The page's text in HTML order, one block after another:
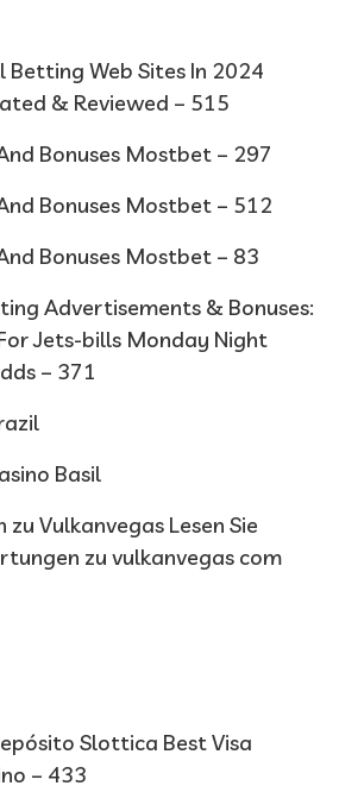
Betting Web Sites In 2024
& Reviewed – 515
Bonuses Mostbet – 297
Bonuses Mostbet – 512
Bonuses Mostbet – 83
Advertisements & Bonuses:
Jets-bills Monday Night
– 371
Basil
Vulkanvegas Lesen Sie
zu vulkanvegas com
Slottica Best Visa
– 433